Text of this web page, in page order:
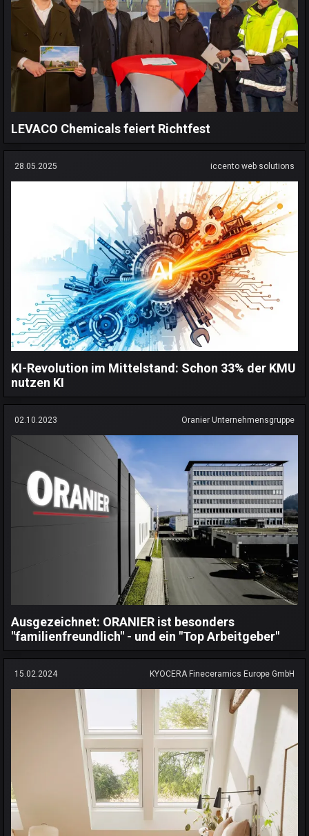
LEVACO Chemicals feiert Richtfest
28.05.2025 iccento web solutions
KI-Revolution im Mittelstand: Schon 33% der KMU
nutzen KI
02.10.2023 Oranier Unternehmensgruppe
Ausgezeichnet: ORANIER ist besonders
"familienfreundlich" - und ein "Top Arbeitgeber"
15.02.2024 KYOCERA Fineceramics Europe GmbH